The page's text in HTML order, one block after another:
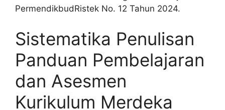
PermendikbudRistek No. 12 Tahun 2024.
Sistematika Penulisan
Panduan Pembelajaran
dan Asesmen
Kurikulum Merdeka